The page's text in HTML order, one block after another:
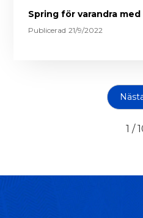
Spring för varandra
Publicerad 21/9/2022
1 /